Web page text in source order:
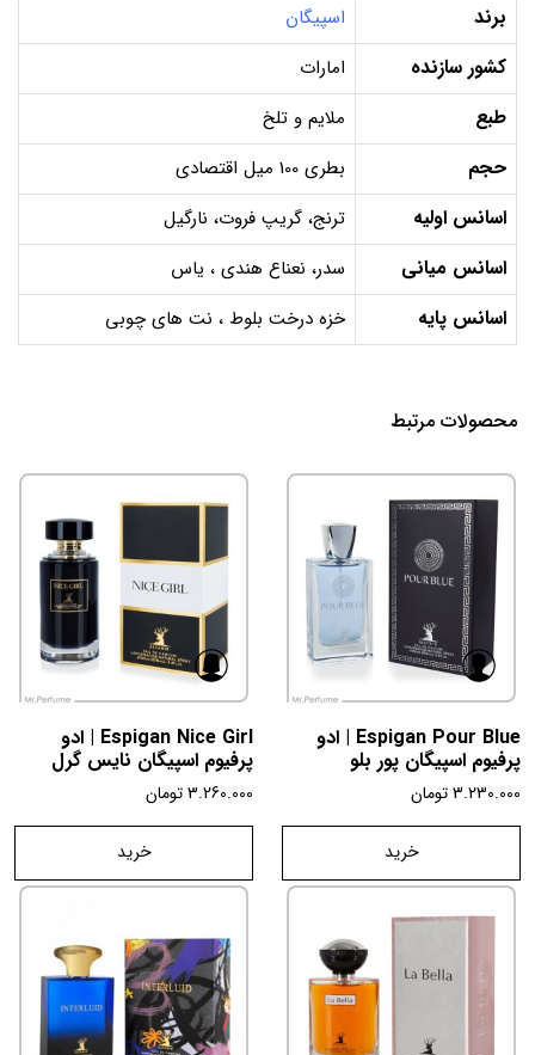
برند اسپیگان
کشور سازنده امارات
طبع ملایم و تلخ
حجم بطری 100 میل اقتصادی
اسانس اولیه ترنج، گريپ فروت، نارگيل
اسانس میانی سدر، نعناع هندی ، یاس
اسانس پایه خزه درخت بلوط ، نت های چوبی
محصولات مرتبط
Espigan Pour Blue | ادو
پرفیوم اسپیگان پور بلو
3.230.000تومان
خرید
Espigan Nice Girl | ادو
پرفیوم اسپیگان نایس گرل
3.260.000تومان
خرید